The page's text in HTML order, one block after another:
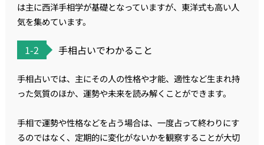
は主に西洋手相学が基礎となっていますが、東洋式も高い人
気を集めています。
1-2 手相占いでわかること
手相占いでは、主にその人の性格や才能、適性など生まれ持
った気質のほか、運勢や未来を読み解くことができます。
手相で運勢や性格などを占う場合は、一度占って終わりにす
るのではなく、定期的に変化がないかを観察することが大切